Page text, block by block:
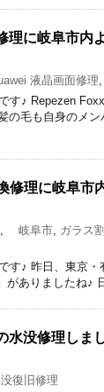
理に岐阜市内
液晶画面修理,
す♪ Repezen
の毛も自身のメ
修理に岐阜市
, 岐阜市, ガラス
す♪ 昨日、東京
がありましたね♪
没修理しま
復旧修理